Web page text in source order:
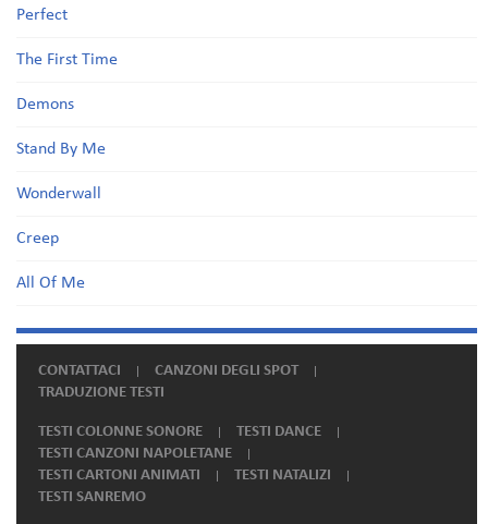
Perfect
The First Time
Demons
Stand By Me
Wonderwall
Creep
All Of Me
CONTATTACI
CANZONI DEGLI SPOT
TRADUZIONE TESTI
TESTI COLONNE SONORE
TESTI DANCE
TESTI CANZONI NAPOLETANE
TESTI CARTONI ANIMATI
TESTI NATALIZI
TESTI SANREMO